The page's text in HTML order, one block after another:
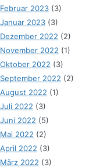
Februar 2023 (3)
Januar 2023 (3)
Dezember 2022 (2)
November 2022 (1)
Oktober 2022 (3)
September 2022 (2)
August 2022 (1)
Juli 2022 (3)
Juni 2022 (5)
Mai 2022 (2)
April 2022 (3)
März 2022 (3)